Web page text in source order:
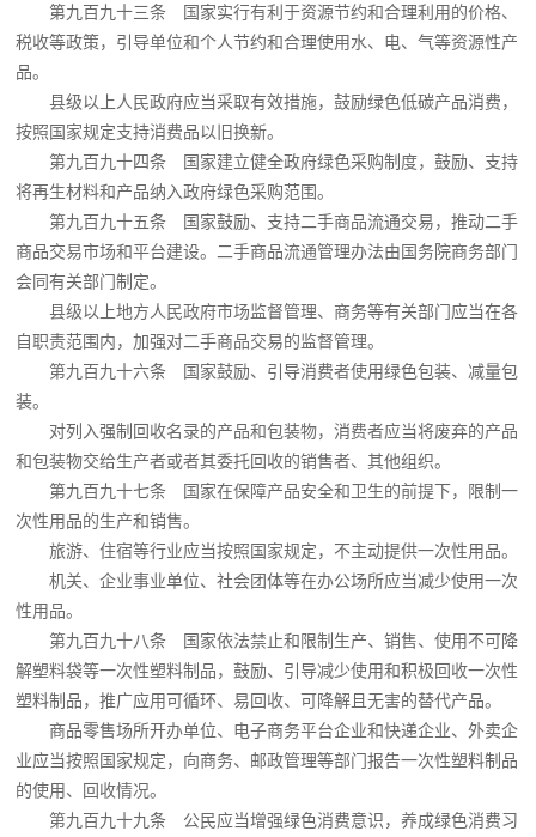
第九百九十三条 国家实行有利于资源节约和合理利用的价格、
税收等政策，引导单位和个人节约和合理使用水、电、气等资源性产
品。
县级以上人民政府应当采取有效措施，鼓励绿色低碳产品消费，
按照国家规定支持消费品以旧换新。
第九百九十四条 国家建立健全政府绿色采购制度，鼓励、支持
将再生材料和产品纳入政府绿色采购范围。
第九百九十五条 国家鼓励、支持二手商品流通交易，推动二手
商品交易市场和平台建设。二手商品流通管理办法由国务院商务部门
会同有关部门制定。
县级以上地方人民政府市场监督管理、商务等有关部门应当在各
自职责范围内，加强对二手商品交易的监督管理。
第九百九十六条 国家鼓励、引导消费者使用绿色包装、减量包
装。
对列入强制回收名录的产品和包装物，消费者应当将废弃的产品
和包装物交给生产者或者其委托回收的销售者、其他组织。
第九百九十七条 国家在保障产品安全和卫生的前提下，限制一
次性用品的生产和销售。
旅游、住宿等行业应当按照国家规定，不主动提供一次性用品。
机关、企业事业单位、社会团体等在办公场所应当减少使用一次
性用品。
第九百九十八条 国家依法禁止和限制生产、销售、使用不可降
解塑料袋等一次性塑料制品，鼓励、引导减少使用和积极回收一次性
塑料制品，推广应用可循环、易回收、可降解且无害的替代产品。
商品零售场所开办单位、电子商务平台企业和快递企业、外卖企
业应当按照国家规定，向商务、邮政管理等部门报告一次性塑料制品
的使用、回收情况。
第九百九十九条 公民应当增强绿色消费意识，养成绿色消费习